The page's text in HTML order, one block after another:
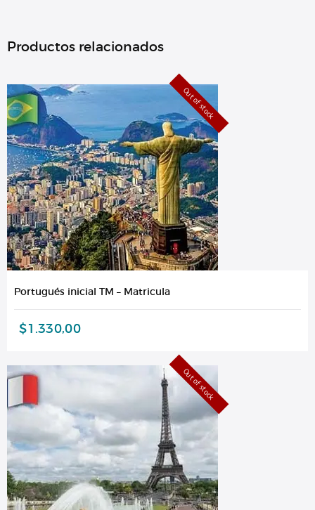
Productos relacionados
Out of stock
Portugués inicial TM – Matricula
$1.330,00
Out of stock